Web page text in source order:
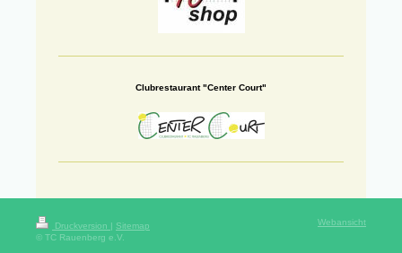
Clubrestaurant "Center Court"
Druckversion | Sitemap
© TC Rauenberg e.V.
Webansicht